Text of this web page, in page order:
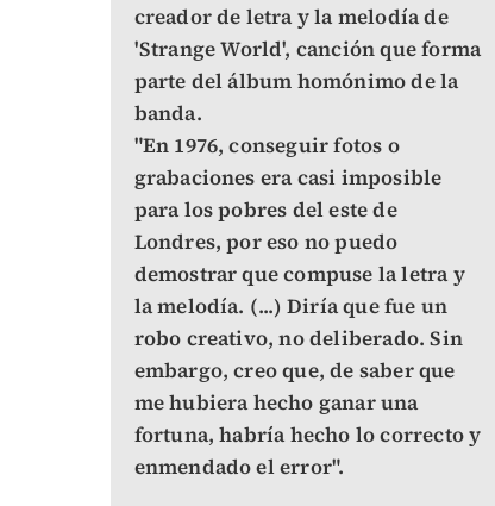
creador de letra y la melodía de
'Strange World', canción que forma
parte del álbum homónimo de la
banda.
"En 1976, conseguir fotos o
grabaciones era casi imposible
para los pobres del este de
Londres, por eso no puedo
demostrar que compuse la letra y
la melodía. (...) Diría que fue un
robo creativo, no deliberado. Sin
embargo, creo que, de saber que
me hubiera hecho ganar una
fortuna, habría hecho lo correcto y
enmendado el error".